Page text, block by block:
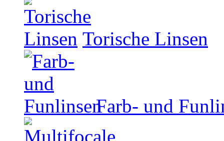
Torische Linsen
Farb- und